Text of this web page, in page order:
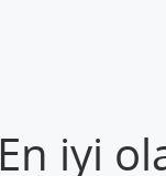
En iyi